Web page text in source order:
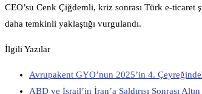
CEO’su Cenk Çiğdemli, kriz sonrası Türk e-
daha temkinli yaklaştığı vurgulandı.
İlgili Yazılar
Avrupakent GYO’nun 2025’in 4.
ABD ve İsrail’in İran’a Saldırısı Sonrası